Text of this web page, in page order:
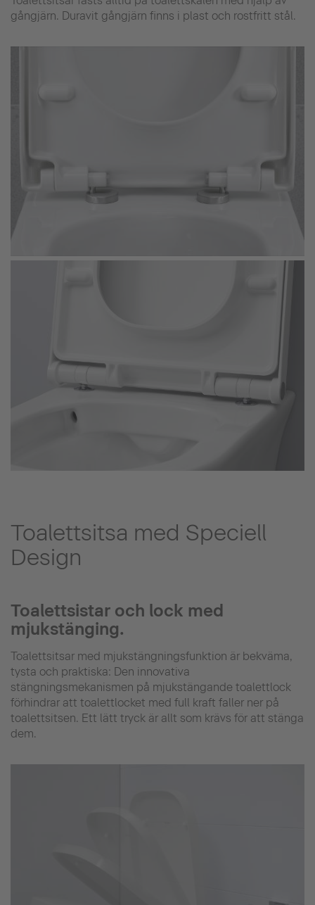
gångjärn. Duravit gångjärn finns i plast och rostfritt stål.
Toalettsitsa med Speciell
Design
Toalettsistar och lock med
mjukstänging.
Toalettsitsar med mjukstängningsfunktion är bekväma,
tysta och praktiska: Den innovativa
stängningsmekanismen på mjukstängande toalettlock
förhindrar att toalettlocket med full kraft faller ner på
toalettsitsen. Ett lätt tryck är allt som krävs för att stänga
dem.